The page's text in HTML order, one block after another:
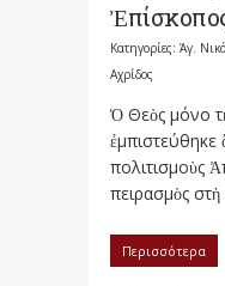
Κατηγορίες: Άγ.
Αχρίδος
Ὁ Θεὸς μόνο
ἐμπιστεύθηκε
πολιτισμοὺς
πειρασμὸς
Περισσότερα